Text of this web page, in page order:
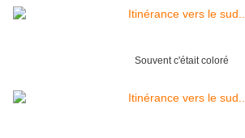
Souvent c'était coloré